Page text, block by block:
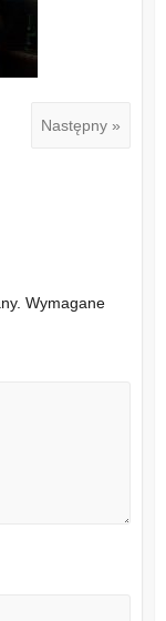
Następny »
Wymagane